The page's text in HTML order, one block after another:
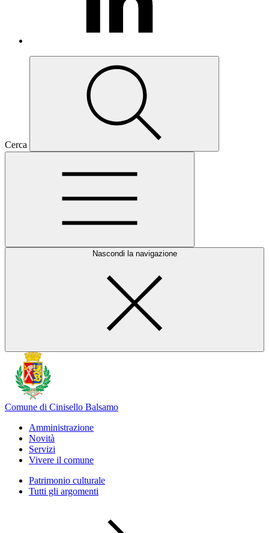
Cerca
Nascondi la navigazione
Comune di Cinisello Balsamo
Amministrazione
Novità
Servizi
Vivere il comune
Patrimonio culturale
Tutti gli argomenti